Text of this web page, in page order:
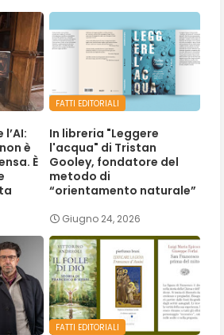
è
È
FATTI EDITORIALI
In libreria "Leggere
l'acqua" di Tristan
Gooley, fondatore del
metodo di
“orientamento naturale”
Giugno 24, 2026
FATTI EDITORIALI